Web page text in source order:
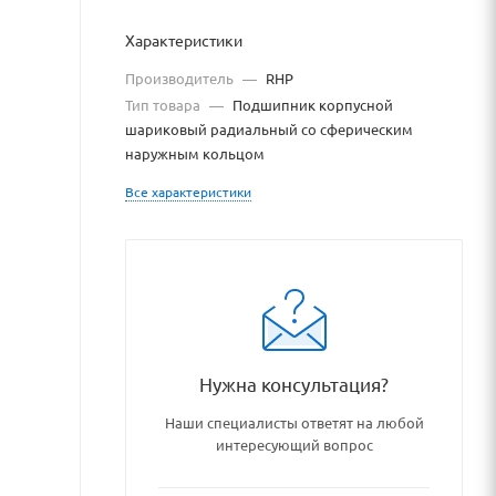
Характеристики
Производитель — RHP
Тип товара — Подшипник корпусной
шариковый радиальный со сферическим
наружным кольцом
Все характеристики
Нужна консультация?
Наши специалисты ответят на любой
интересующий вопрос